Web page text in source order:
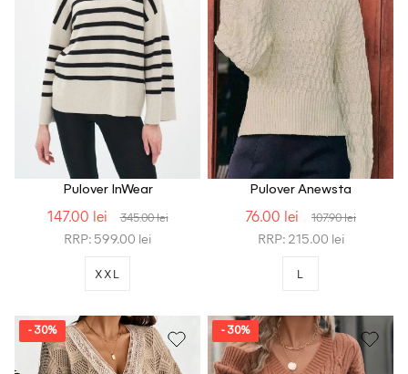
Pulover InWear
147.00 lei 345.00 lei
RRP: 599.00 lei
XXL
Pulover Anewsta
76.00 lei 107.90 lei
RRP: 215.00 lei
L
- 30% - 30%